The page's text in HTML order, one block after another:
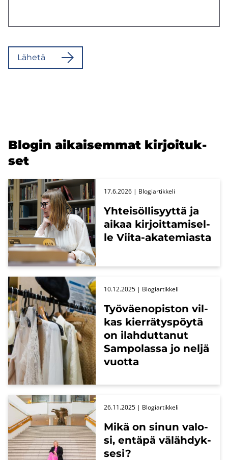
Lä­he­tä
Blo­gin ai­kai­sem­mat kir­joi­tuk­
set
Yh­tei­söl­li­syyt­tä ja
aikaa kir­joit­ta­mi­sel­
le Viita-​akatemiasta
17.6.2026 | Blo­giar­tik­ke­li
Työ­väen­opis­ton vil­
kas kier­rä­tys­pöy­tä
on ilah­dut­ta­nut
Sam­po­las­sa jo neljä
vuot­ta
10.12.2025 | Blo­giar­tik­ke­li
Mikä on sinun va­lo­
si, en­tä­pä vä­läh­dyk­
se­si?
26.11.2025 | Blo­giar­tik­ke­li